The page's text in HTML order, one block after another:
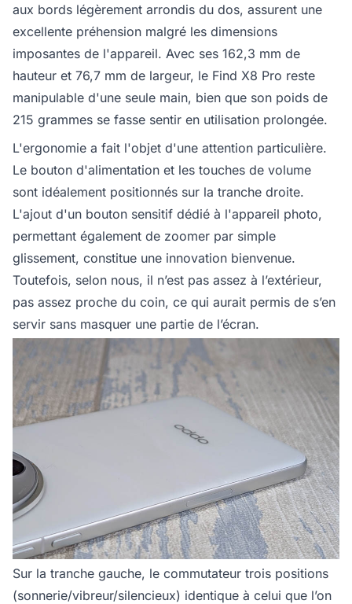
aux bords légèrement arrondis du dos, assurent une
excellente préhension malgré les dimensions
imposantes de l'appareil. Avec ses 162,3 mm de
hauteur et 76,7 mm de largeur, le Find X8 Pro reste
manipulable d'une seule main, bien que son poids de
215 grammes se fasse sentir en utilisation prolongée.
L'ergonomie a fait l'objet d'une attention particulière.
Le bouton d'alimentation et les touches de volume
sont idéalement positionnés sur la tranche droite.
L'ajout d'un bouton sensitif dédié à l'appareil photo,
permettant également de zoomer par simple
glissement, constitue une innovation bienvenue.
Toutefois, selon nous, il n’est pas assez à l’extérieur,
pas assez proche du coin, ce qui aurait permis de s’en
servir sans masquer une partie de l’écran.
Sur la tranche gauche, le commutateur trois positions
(sonnerie/vibreur/silencieux) identique à celui que l’on